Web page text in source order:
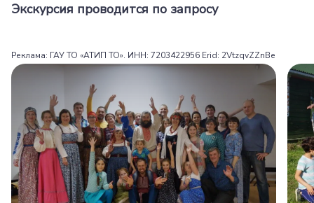
Экскурсия проводится по запросу
Реклама: ГАУ ТО «АТИП ТО». ИНН: 7203422956 Erid: 2VtzqvZZnBe